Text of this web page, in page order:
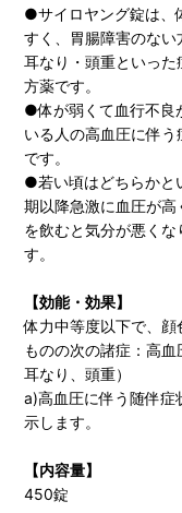
●サイロヤング錠は、
すく、胃腸障害のない
耳なり・頭重といっ
方薬です。
●体が弱くて血行不良
いる人の高血圧に伴
です。
●若い頃はどちらかと
期以降急激に血圧が
を飲むと気分が悪く
す。
【効能・効果】
体力中等度以下で、
ものの次の諸症：高血
耳なり、頭重）
a)高血圧に伴う随伴症
示します。
【内容量】
450錠